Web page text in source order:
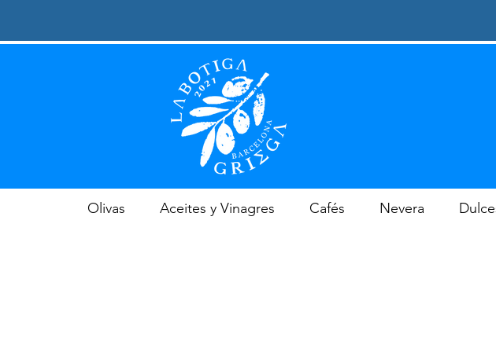
Olivas Aceites y Vinagres Cafés Nevera